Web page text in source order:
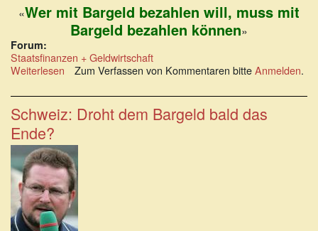
«Wer mit Bargeld bezahlen will, muss mit
Bargeld bezahlen können»
Forum:
Staatsfinanzen + Geldwirtschaft
Weiterlesen über
von
Bargeld
für
eigene
Leben
Zum Verfassen von Kommentaren bitteAnmelden.
Schweiz: Droht dem Bargeld bald das
Ende?